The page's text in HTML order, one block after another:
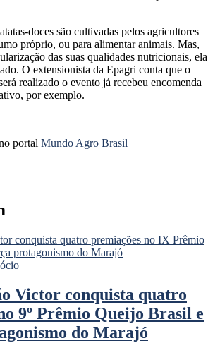
doces são cultivadas pelos agricultores
próprio, ou para alimentar animais. Mas,
das suas qualidades nutricionais, ela
O extensionista da Epagri conta que o
realizado o evento já recebeu encomenda
por exemplo.
portal Mundo Agro Brasil
Victor conquista quatro
9º Prêmio Queijo Brasil e
do Marajó